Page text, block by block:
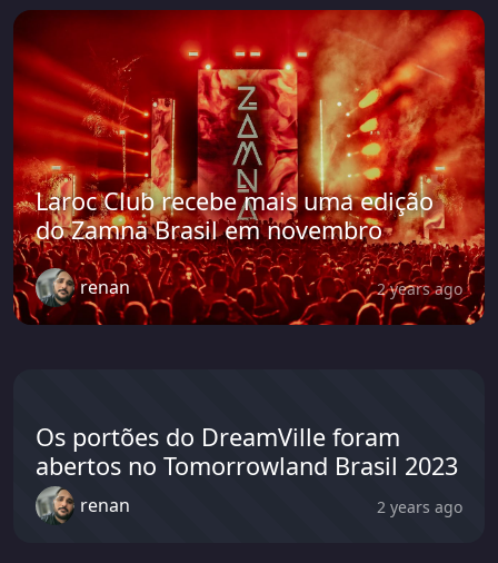
Laroc Club recebe mais uma edição
do Zamna Brasil em novembro
renan 2 years ago
Os portões do DreamVille foram
abertos no Tomorrowland Brasil 2023
renan 2 years ago